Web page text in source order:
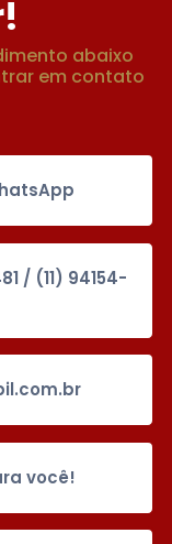
abaixo
em contato
/ (11) 94154-
você!